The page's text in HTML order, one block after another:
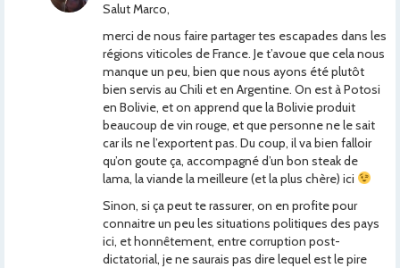
Salut Marco,
merci de nous faire partager tes escapades dans les
régions viticoles de France. Je t’avoue que cela nous
manque un peu, bien que nous ayons été plutôt
bien servis au Chili et en Argentine. On est à Potosi
en Bolivie, et on apprend que la Bolivie produit
beaucoup de vin rouge, et que personne ne le sait
car ils ne l’exportent pas. Du coup, il va bien falloir
qu’on goute ça, accompagné d’un bon steak de
lama, la viande la meilleure (et la plus chère) ici
Sinon, si ça peut te rassurer, on en profite pour
connaitre un peu les situations politiques des pays
ici, et honnêtement, entre corruption post-
dictatorial, je ne saurais pas dire lequel est le pire